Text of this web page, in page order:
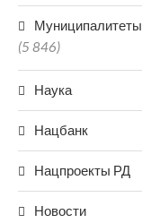
Муниципалитеты
(5 846)
Наука
Нацбанк
Нацпроекты РД
Новости